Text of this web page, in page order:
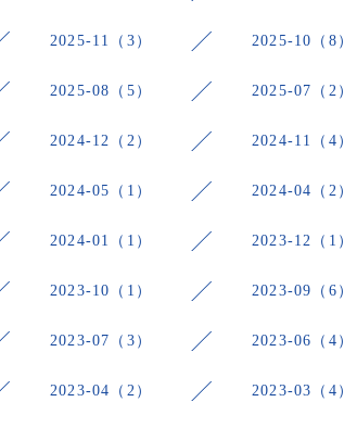
2025-11（3） 2025-10（8
2025-08（5） 2025-07（2
2024-12（2） 2024-11（4
2024-05（1） 2024-04（2
2024-01（1） 2023-12（1
2023-10（1） 2023-09（6
2023-07（3） 2023-06（4
2023-04（2） 2023-03（4